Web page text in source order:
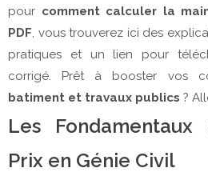
pour comment calculer la
PDF, vous trouverez ici des
pratiques et un lien pour
corrigé. Prêt à booster vos
batiment et travaux publics ?
Les
Prix en Génie Civil